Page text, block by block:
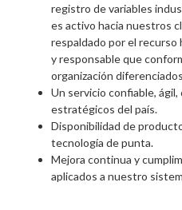
registro de variables
es activo hacia nuestros
respaldado por el recurso
y responsable que
organización
Un servicio confiable,
estratégicos del país.
Disponibilidad de
tecnología de punta.
Mejora continua y
aplicados a nuestro